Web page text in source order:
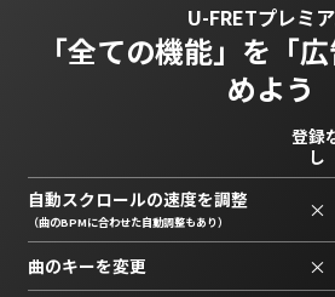
U-FRETプレミ
「全ての機能」を 「
めよう
登録
し
自動スクロールの速度を調整
（曲のBPMに合わせた自動調整もあり） ×
曲のキーを変更 ×